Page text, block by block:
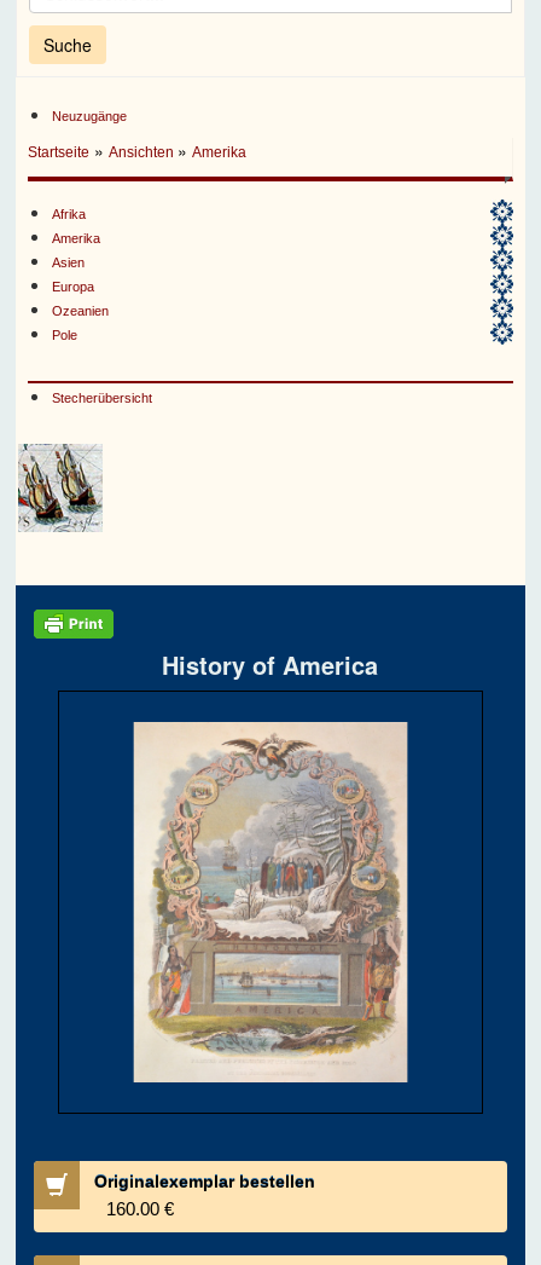
Neuzugänge
Startseite »Ansichten »Amerika
Afrika
Amerika
Asien
Europa
Ozeanien
Pole
Stecherübersicht
History of America
Originalexemplar bestellen
160.00 €